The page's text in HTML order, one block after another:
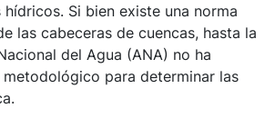
Si bien existe una norma
las cabeceras de cuencas, hasta la
del Agua (ANA) no ha
para determinar las